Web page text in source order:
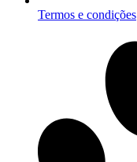
Termos e condições